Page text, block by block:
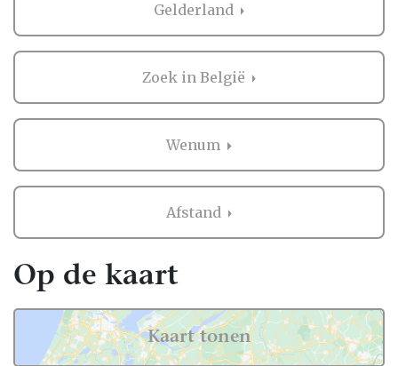
Gelderland
Zoek in België
Wenum
Afstand
Op de kaart
Kaart tonen